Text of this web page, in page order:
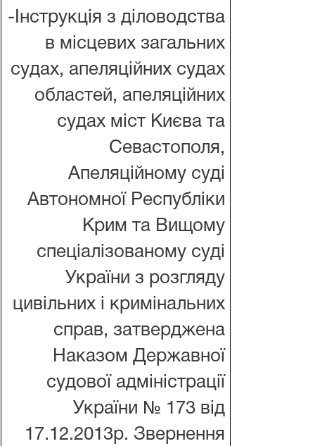
-Інструкція з діловодства
в місцевих загальних
судах, апеляційних судах
областей, апеляційних
судах міст Києва та
Севастополя,
Апеляційному суді
Автономної Республіки
Крим та Вищому
спеціалізованому суді
України з розгляду
цивільних і кримінальних
справ, затверджена
Наказом Державної
судової адміністрації
України № 173 від
17.12.2013р. Звернення